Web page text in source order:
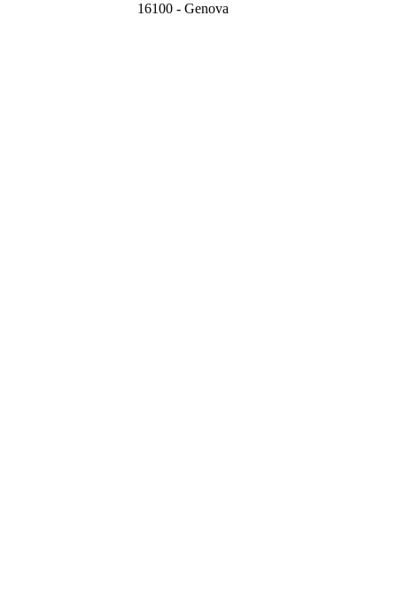
16100 - Genova